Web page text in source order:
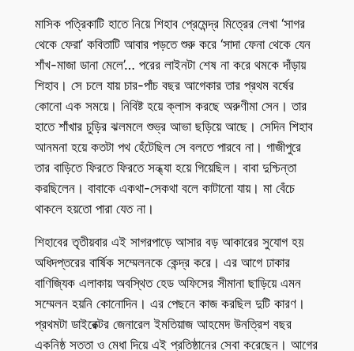
মাসিক পত্রিকাটি হাতে নিয়ে শিহাব প্রেমেন্দ্র মিত্রের লেখা ‘সাগর
থেকে ফেরা’ কবিতাটি আবার পড়তে শুরু করে ‘সাদা ফেনা থেকে যেন
শাঁখ-মাজা ডানা মেলে’… পরের লাইনটা শেষ না করে থমকে দাঁড়ায়
শিহাব। সে চলে যায় চার-পাঁচ বছর আগেকার তার প্রথম বর্ষের
কোনো এক সময়ে। নিবিষ্ট হয়ে ক্লাস করছে অরুণীমা সেন। তার
হাতে শাঁখার চুড়ির ঝলমলে শুভ্র আভা ছড়িয়ে আছে। সেদিন শিহাব
আনমনা হয়ে কতটা পথ হেঁটেছিল সে বলতে পারবে না। গাজীপুরে
তার বাড়িতে ফিরতে ফিরতে সন্ধ্যা হয়ে গিয়েছিল। বাবা দুশ্চিন্তা
করছিলেন। বাবাকে একথা-সেকথা বলে কাটানো যায়। মা বেঁচে
থাকলে হয়তো পারা যেত না।
শিহাবের তৃতীয়বার এই সাগরপাড়ে আসার বড় আকারের সুযোগ হয়
অধিদপ্তরের বার্ষিক সম্মেলনকে কেন্দ্র করে। এর আগে ঢাকার
বাণিজ্যিক এলাকায় অবস্থিত হেড অফিসের সীমানা ছাড়িয়ে এমন
সম্মেলন হয়নি কোনোদিন। এর পেছনে কাজ করছিল দুটি কারণ।
প্রথমটা ডাইরেক্টর জেনারেল ইমতিয়াজ আহমেদ উনত্রিশ বছর
একনিষ্ঠ সততা ও মেধা দিয়ে এই প্রতিষ্ঠানের সেবা করেছেন। আগের